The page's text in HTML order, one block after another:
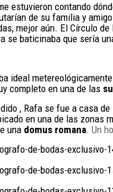
estuvieron contando
de su familia y
mejor aún. El Círculo
se baticinaba que sería
ideal
completo en una de las
, Rafa se fue a casa
en una de las zonas
una domus romana. Un